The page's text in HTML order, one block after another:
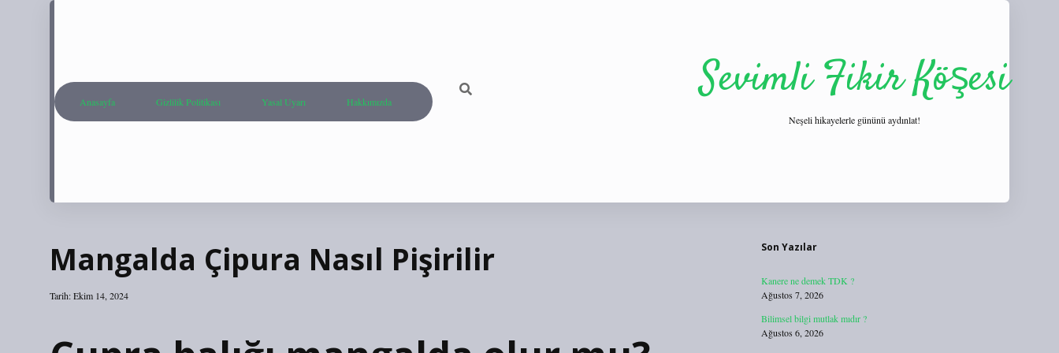
Anasayfa Gizlilik Politikası Yasal Uyarı Hakkımızda Sevimli Fikir Köşesi
Neşeli hikayelerle gününü aydınlat!
Mangalda Çipura Nasıl Pişirilir
Tarih: Ekim 14, 2024
Son Yazılar
Kanere ne demek TDK ?
Ağustos 7, 2026
Bilimsel bilgi mutlak mıdır ?
Ağustos 6, 2026